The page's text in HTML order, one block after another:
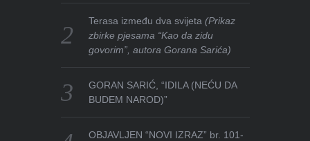
Terasa između dva svijeta(Prikaz
zbirke pjesama “Kao da zidu
govorim”, autora Gorana Sarića)
GORAN SARIĆ, “IDILA (NEĆU DA
BUDEM NAROD)”
OBJAVLJEN “NOVI IZRAZ” br. 101-